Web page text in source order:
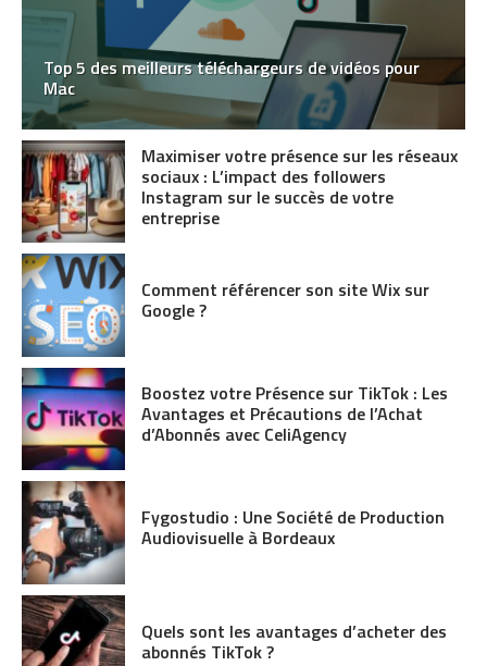
Top 5 des meilleurs téléchargeurs de vidéos pour
Mac
Maximiser votre présence sur les réseaux
sociaux : L’impact des followers
Instagram sur le succès de votre
entreprise
Comment référencer son site Wix sur
Google ?
Boostez votre Présence sur TikTok : Les
Avantages et Précautions de l’Achat
d’Abonnés avec CeliAgency
Fygostudio : Une Société de Production
Audiovisuelle à Bordeaux
Quels sont les avantages d’acheter des
abonnés TikTok ?